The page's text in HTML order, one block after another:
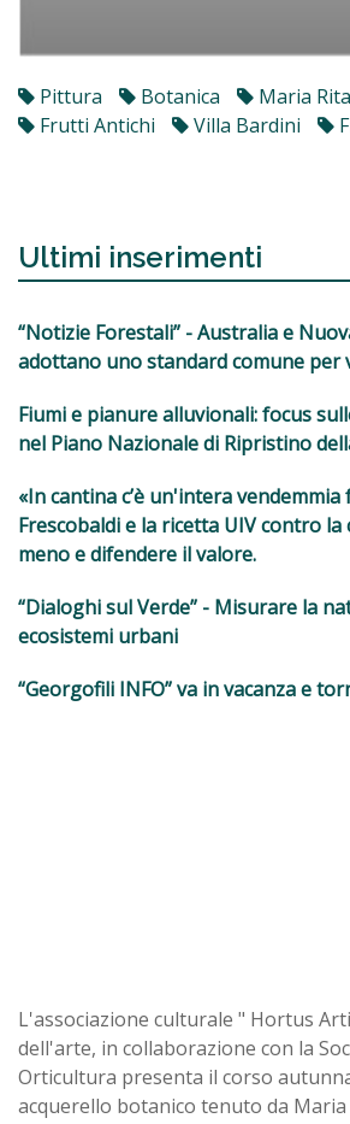
Pittura Botanica
Maria
Frutti Antichi
Villa Bardini
Ultimi inserimenti
“Notizie Forestali” - Australia e
adottano uno standard comune per
Fiumi e pianure alluvionali: focus
nel Piano Nazionale di Ripristino
«In cantina c’è un'intera
Frescobaldi e la ricetta UIV contro
meno e difendere il valore.
“Dialoghi sul Verde” - Misurare la
ecosistemi urbani
“Georgofili INFO” va in vacanza e
L'associazione culturale " Hortus
dell'arte, in collaborazione con la
Orticultura presenta il corso
acquerello botanico tenuto da